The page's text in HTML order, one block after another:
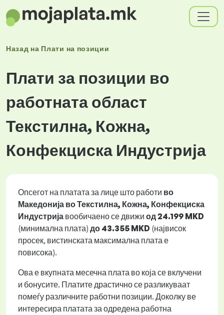
Назад на Плати на позиции
Плати за позиции во
работната област
Текстилна, Кожна,
Конфекциска Индустрија
Опсегот на платата за лице што работи во
Македонија во Текстилна, Кожна, Конфекциска
Индустрија вообичаено се движи од24.199 MKD
(минимална плата) до 43.355 MKD (највисок
просек, вистинската максимална плата е
повисока).
Ова е вкупната месечна плата во која се вклучени
и бонусите. Платите драстично се разликуваат
помеѓу различните работни позиции. Доколку ве
интересира платата за одредена работна